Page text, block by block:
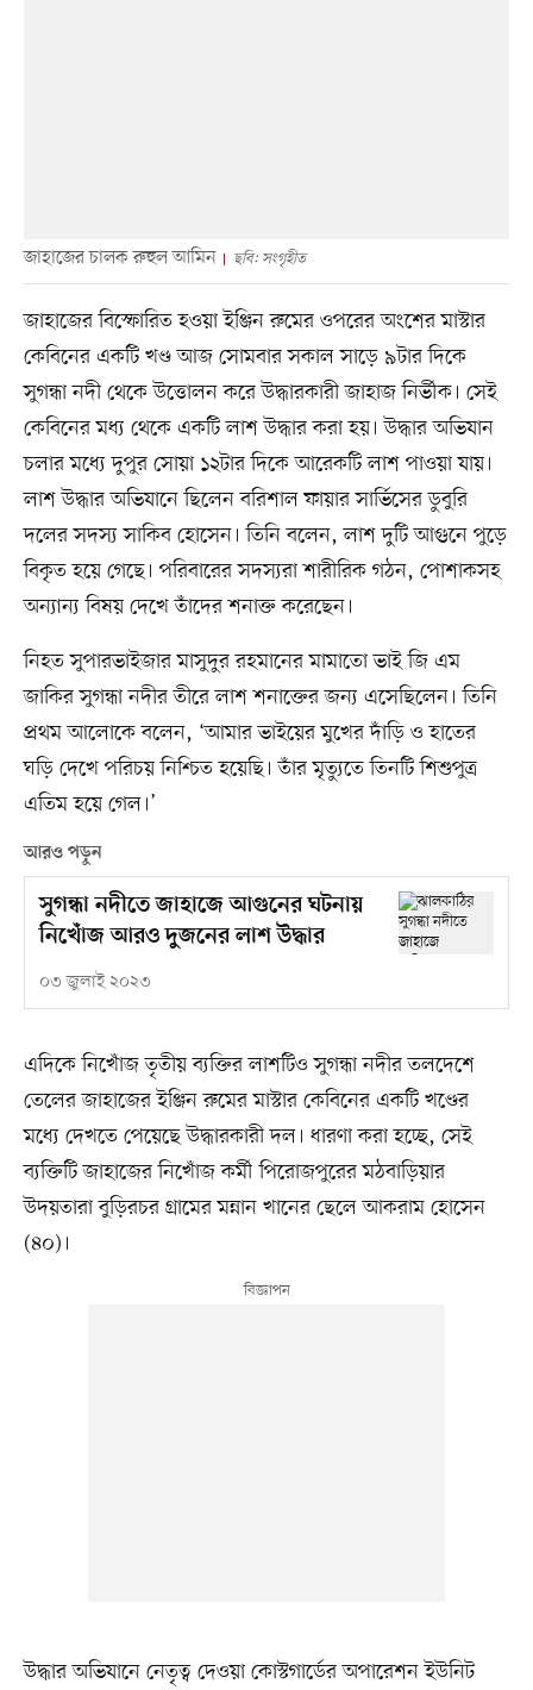
জাহাজের চালক রুহুল আমিন ছবি: সংগৃহীত
জাহাজের বিস্ফোরিত হওয়া ইঞ্জিন রুমের ওপরের অংশের মাস্টার
কেবিনের একটি খণ্ড আজ সোমবার সকাল সাড়ে ৯টার দিকে
সুগন্ধা নদী থেকে উত্তোলন করে উদ্ধারকারী জাহাজ নির্ভীক। সেই
কেবিনের মধ্য থেকে একটি লাশ উদ্ধার করা হয়। উদ্ধার অভিযান
চলার মধ্যে দুপুর সোয়া ১২টার দিকে আরেকটি লাশ পাওয়া যায়।
লাশ উদ্ধার অভিযানে ছিলেন বরিশাল ফায়ার সার্ভিসের ডুবুরি
দলের সদস্য সাকিব হোসেন। তিনি বলেন, লাশ দুটি আগুনে পুড়ে
বিকৃত হয়ে গেছে। পরিবারের সদস্যরা শারীরিক গঠন, পোশাকসহ
অন্যান্য বিষয় দেখে তাঁদের শনাক্ত করেছেন।
নিহত সুপারভাইজার মাসুদুর রহমানের মামাতো ভাই জি এম
জাকির সুগন্ধা নদীর তীরে লাশ শনাক্তের জন্য এসেছিলেন। তিনি
প্রথম আলোকে বলেন, ‘আমার ভাইয়ের মুখের দাঁড়ি ও হাতের
ঘড়ি দেখে পরিচয় নিশ্চিত হয়েছি। তাঁর মৃত্যুতে তিনটি শিশুপুত্র
এতিম হয়ে গেল।’
আরও পড়ুন
সুগন্ধা নদীতে জাহাজে আগুনের ঘটনায়
নিখোঁজ আরও দুজনের লাশ উদ্ধার
০৩ জুলাই ২০২৩
এদিকে নিখোঁজ তৃতীয় ব্যক্তির লাশটিও সুগন্ধা নদীর তলদেশে
তেলের জাহাজের ইঞ্জিন রুমের মাস্টার কেবিনের একটি খণ্ডের
মধ্যে দেখতে পেয়েছে উদ্ধারকারী দল। ধারণা করা হচ্ছে, সেই
ব্যক্তিটি জাহাজের নিখোঁজ কর্মী পিরোজপুরের মঠবাড়িয়ার
উদয়তারা বুড়িরচর গ্রামের মন্নান খানের ছেলে আকরাম হোসেন
(৪০)।
উদ্ধার অভিযানে নেতৃত্ব দেওয়া কোস্টগার্ডের অপারেশন ইউনিট